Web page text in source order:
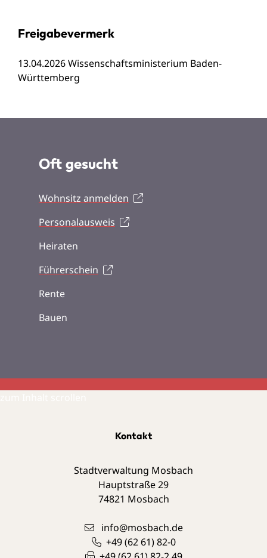
Freigabevermerk
13.04.2026 Wissenschaftsministerium Baden-
Württemberg
Oft gesucht
Wohnsitz anmelden
Personalausweis
Heiraten
Führerschein
Rente
Bauen
Kontakt
Stadtverwaltung Mosbach
Hauptstraße 29
74821 Mosbach
info@mosbach.de
+49 (62 61) 82-0